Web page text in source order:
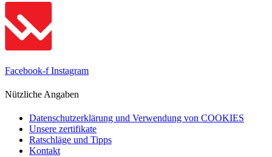
Facebook-f Instagram
Nützliche Angaben
Datenschutzerklärung und Verwendung von COOKIES
Unsere zertifikate
Ratschläge und Tipps
Kontakt